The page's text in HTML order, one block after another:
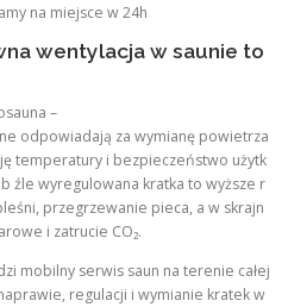
na miejsce w 24h
wentylacja w saunie to
–
odpowiadają za wymianę powietrza
temperatury i bezpieczeństwo użytk
źle wyregulowana kratka to wyższe r
przegrzewanie pieca, a w skrajn
i zatrucie CO₂.
mobilny serwis saun na terenie całej
regulacji i wymianie kratek w